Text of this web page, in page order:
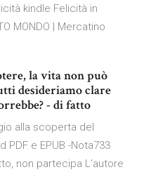
kindle Felicità in
MONDO | Mercatino
la vita non può
desideriamo clare
- di fatto
alla scoperta del
e EPUB -Nota733
non partecipa L'autore